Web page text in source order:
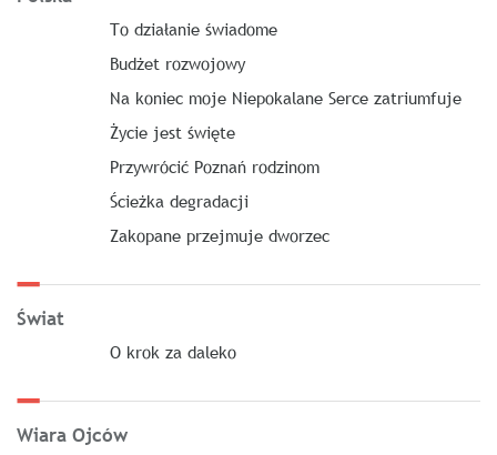
To działanie świadome
Budżet rozwojowy
Na koniec moje Niepokalane Serce zatriumfuje
Życie jest święte
Przywrócić Poznań rodzinom
Ścieżka degradacji
Zakopane przejmuje dworzec
Świat
O krok za daleko
Wiara Ojców